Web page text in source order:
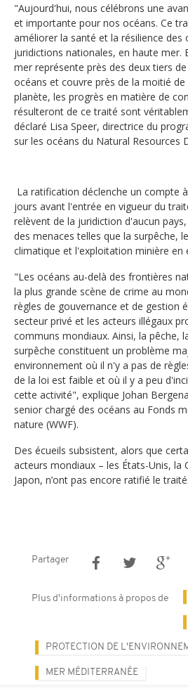
"Aujourd'hui, nous célébrons une
et importante pour nos océans. Ce
améliorer la santé et la résilience des
juridictions nationales, en haute mer.
mer représente près des deux tiers
océans et couvre près de la moitié de
planète, les progrès en matière de
résulteront de ce traité sont
déclaré Lisa Speer, directrice du
sur les océans du Natural Resources
La ratification déclenche un compte
jours avant l'entrée en vigueur du
relèvent de la juridiction d'aucun
des menaces telles que la surpêche,
climatique et l'exploitation minière en
"Les océans au-delà des frontières
la plus grande scène de crime au
règles de gouvernance et de gestion
secteur privé et les acteurs illégaux
communs mondiaux. Ainsi, la pêche,
surpêche constituent un problème
environnement où il n'y a pas de
de la loi est faible et où il y a peu
cette activité", explique Johan
senior chargé des océans au Fonds
nature (WWF).
Des écueils subsistent, alors que
acteurs mondiaux – les États-Unis, la
Japon, n’ont pas encore ratifié le traité.
Partager
Plus d'informations à propos de
PROTECTION DE
MER MÉDITERRANÉE